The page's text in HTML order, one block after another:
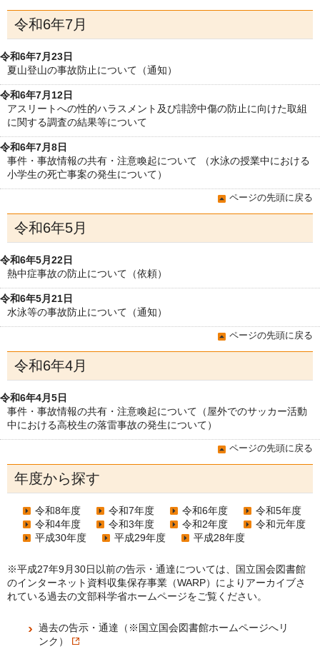
令和6年7月
令和6年7月23日
夏山登山の事故防止について（通知）
令和6年7月12日
アスリートへの性的ハラスメント及び誹謗中傷の防止に向けた取組
に関する調査の結果等について
令和6年7月8日
事件・事故情報の共有・注意喚起について （水泳の授業中における
小学生の死亡事案の発生について）
ページの先頭に戻る
令和6年5月
令和6年5月22日
熱中症事故の防止について（依頼）
令和6年5月21日
水泳等の事故防止について（通知）
ページの先頭に戻る
令和6年4月
令和6年4月5日
事件・事故情報の共有・注意喚起について（屋外でのサッカー活動
中における高校生の落雷事故の発生について）
ページの先頭に戻る
年度から探す
令和8年度 令和7年度 令和6年度
令和5年度
令和4年度
令和3年度 令和2年度
令和元年度
平成30年度
平成29年度 平成28年度
※平成27年9月30日以前の告示・通達については、国立国会図書館
のインターネット資料収集保存事業（WARP）によりアーカイブさ
れている過去の文部科学省ホームページをご覧ください。
過去の告示・通達（※国立国会図書館ホームページへリ
ンク）